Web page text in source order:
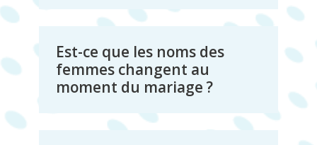
Est-ce que les noms des
femmes changent au
moment du mariage ?